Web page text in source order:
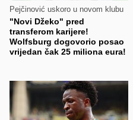
Pejčinović uskoro u novom klubu
"Novi Džeko" pred
transferom karijere!
Wolfsburg dogovorio posao
vrijedan čak 25 miliona eura!